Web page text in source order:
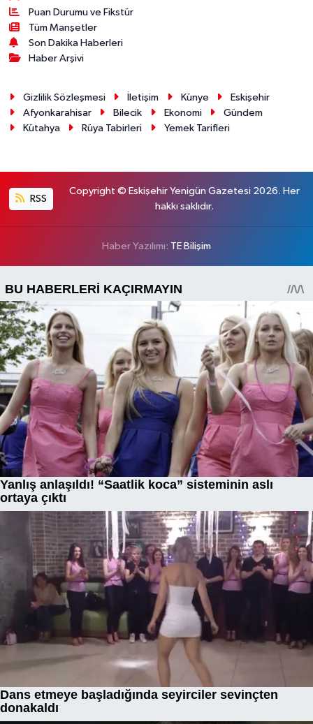
Puan Durumu ve Fikstür
Tüm Manşetler
Son Dakika Haberleri
Haber Arşivi
Gizlilik Sözleşmesi İletişim Künye
Eskişehir
Afyonkarahisar
Bilecik Ekonomi
Gündem
Kütahya
Rüya Tabirleri Yemek Tarifleri
RSS
Copyright © Eskişehir Yenigün Gazetesi 2026. Her
hakkı saklıdır.
Haber Yazılımı: TE Bilişim